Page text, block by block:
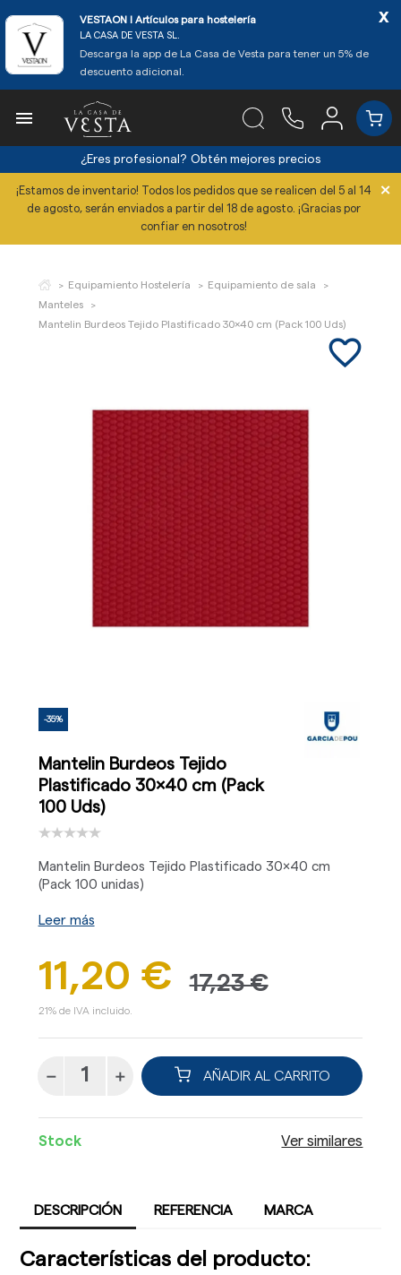
VESTAON l Artículos para hostelería
LA CASA DE VESTA SL.
Descarga la app de La Casa de Vesta para tener un 5% de
descuento adicional.
x

¿Eres profesional? Obtén mejores precios
¡Estamos de inventario! Todos los pedidos que se realicen del 5 al 14
de agosto, serán enviados a partir del 18 de agosto. ¡Gracias por
confiar en nosotros!
×
Equipamiento Hostelería
Equipamiento de sala
Manteles
Mantelin Burdeos Tejido Plastificado 30x40 cm (Pack 100 Uds)
favorite_border
-35%
Mantelin Burdeos Tejido
Plastificado 30x40 cm (Pack
100 Uds)
Mantelin Burdeos Tejido Plastificado 30x40 cm
(Pack 100 unidas)
Leer más
11,20 € 17,23 €
21% de IVA incluido.
AÑADIR AL CARRITO
Stock Ver similares
DESCRIPCIÓN REFERENCIA MARCA
Características del producto: